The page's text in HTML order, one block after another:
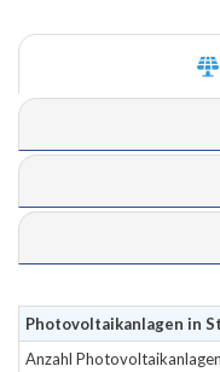
Photovoltaikanlagen in
Anzahl Photovoltaikanlagen